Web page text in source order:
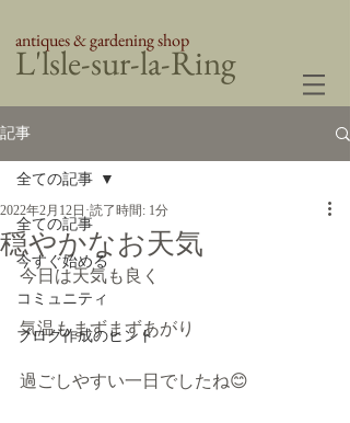
​L'lsle-sur-la-Ring
antiques & gardening shop
記事
全ての記事
今すぐ始める
コミュニティ
ブログ作成のヒント
全ての記事
穏やかなお天気
2022年2月12日 読了時間: 1分
今日は天気も良く
気温もまずまずあがり
過ごしやすい一日でしたね😊